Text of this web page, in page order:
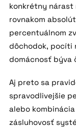
konkrétny nárast
rovnakom
percentuálnom
dôchodok, pocíti
domácnosť býva
Aj preto sa
spravodlivejšie
alebo
zásluhovosť